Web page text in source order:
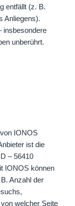
entfällt (z. B.
Anliegens).
insbesondere
unberührt.
IONOS
ist die
– 56410
IONOS können
Anzahl der
welcher Seite